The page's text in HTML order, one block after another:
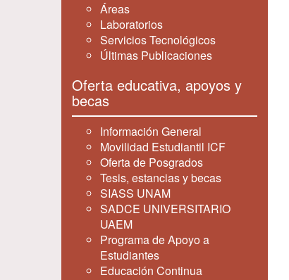
Áreas
Laboratorios
Servicios Tecnológicos
Últimas Publicaciones
Oferta educativa, apoyos y
becas
Información General
Movilidad Estudiantil ICF
Oferta de Posgrados
Tesis, estancias y becas
SIASS UNAM
SADCE UNIVERSITARIO
UAEM
Programa de Apoyo a
Estudiantes
Educación Continua